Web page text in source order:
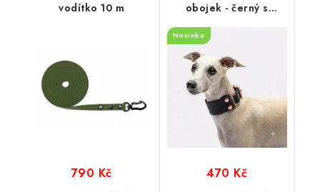
vodítko 10 m
790 Kč
obojek - černý s
rosegold
Novinka
470 Kč